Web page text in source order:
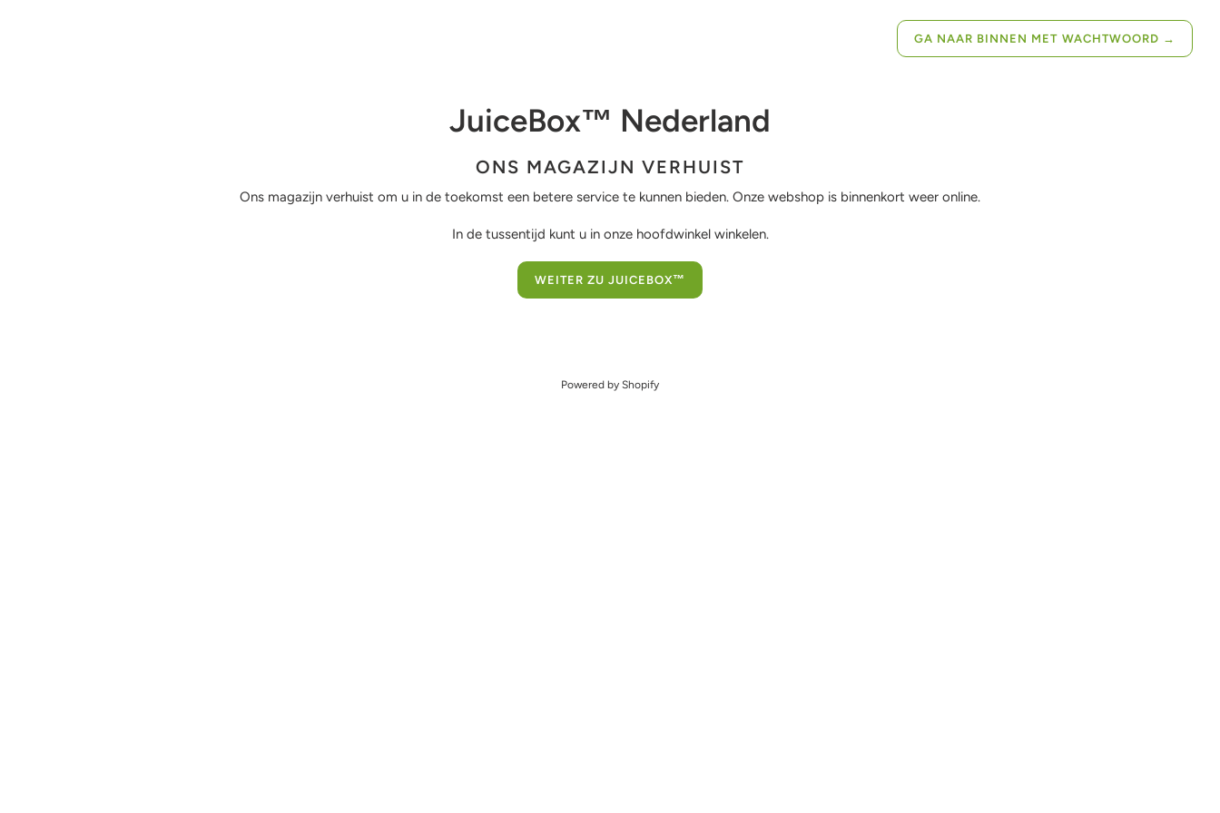
GA NAAR BINNEN MET WACHTWOORD →
JuiceBox™ Nederland
ONS MAGAZIJN VERHUIST
Ons magazijn verhuist om u in de toekomst een betere service te kunnen bieden. Onze webshop is binnenkort weer online.
In de tussentijd kunt u in onze hoofdwinkel winkelen.
WEITER ZU JUICEBOX™
Powered by Shopify